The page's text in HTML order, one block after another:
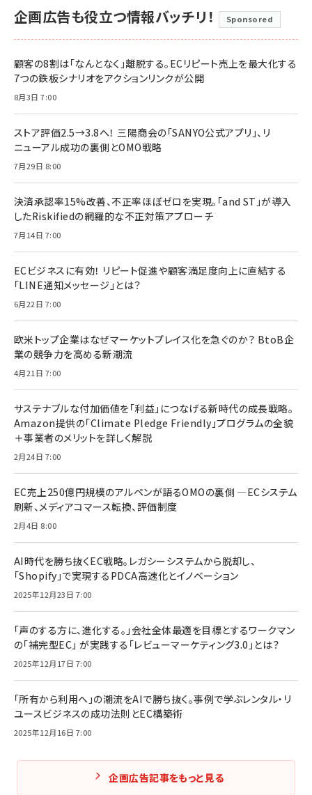
企画広告も役立つ情報バッチリ！ Sponsored
顧客の8割は「なんとなく」離脱する。ECリピート売上を最大化する
7つの鉄板シナリオをアクションリンクが公開
8月3日 7:00
ストア評価2.5→3.8へ！ 三陽商会の「SANYO公式アプリ」、リ
ニューアル成功の裏側とOMO戦略
7月29日 8:00
決済承認率15%改善、不正率ほぼゼロを実現。「and ST」が導入
したRiskifiedの網羅的な不正対策アプローチ
7月14日 7:00
ECビジネスに有効！ リピート促進や顧客満足度向上に直結する
「LINE通知メッセージ」とは？
6月22日 7:00
欧米トップ企業はなぜマーケットプレイス化を急ぐのか？ BtoB企
業の競争力を高める新潮流
4月21日 7:00
サステナブルな付加価値を「利益」につなげる新時代の成長戦略。
Amazon提供の「Climate Pledge Friendly」プログラムの全貌
＋事業者のメリットを詳しく解説
2月24日 7:00
EC売上250億円規模のアルペンが語るOMOの裏側 ―ECシステム
刷新、メディアコマース転換、評価制度
2月4日 8:00
AI時代を勝ち抜くEC戦略。レガシーシステムから脱却し、
「Shopify」で実現するPDCA高速化とイノベーション
2025年12月23日 7:00
「声のする方に、進化する。」会社全体最適を目標とするワークマン
の「補完型EC」 が実践する「レビューマーケティング3.0」とは？
2025年12月17日 7:00
「所有から利用へ」の潮流をAIで勝ち抜く。事例で学ぶレンタル・リ
ユースビジネスの成功法則とEC構築術
2025年12月16日 7:00
企画広告記事をもっと見る